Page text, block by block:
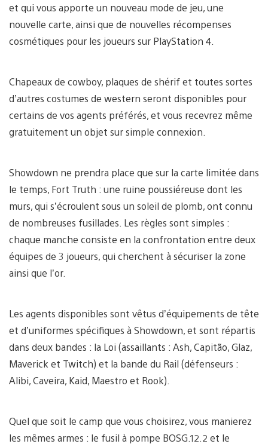
et qui vous apporte un nouveau mode de jeu, une
nouvelle carte, ainsi que de nouvelles récompenses
cosmétiques pour les joueurs sur PlayStation 4.
Chapeaux de cowboy, plaques de shérif et toutes sortes
d’autres costumes de western seront disponibles pour
certains de vos agents préférés, et vous recevrez même
gratuitement un objet sur simple connexion.
Showdown ne prendra place que sur la carte limitée dans
le temps, Fort Truth : une ruine poussiéreuse dont les
murs, qui s’écroulent sous un soleil de plomb, ont connu
de nombreuses fusillades. Les règles sont simples :
chaque manche consiste en la confrontation entre deux
équipes de 3 joueurs, qui cherchent à sécuriser la zone
ainsi que l’or.
Les agents disponibles sont vêtus d’équipements de tête
et d’uniformes spécifiques à Showdown, et sont répartis
dans deux bandes : la Loi (assaillants : Ash, Capitão, Glaz,
Maverick et Twitch) et la bande du Rail (défenseurs :
Alibi, Caveira, Kaid, Maestro et Rook).
Quel que soit le camp que vous choisirez, vous manierez
les mêmes armes : le fusil à pompe BOSG.12.2 et le